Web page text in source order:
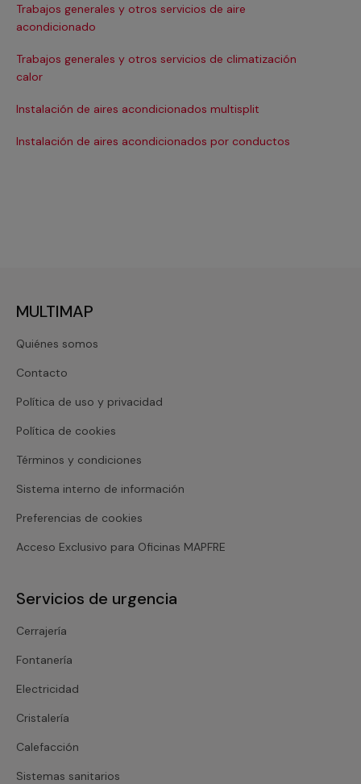
Trabajos generales y otros servicios de aire
acondicionado
Trabajos generales y otros servicios de climatización
calor
Instalación de aires acondicionados multisplit
Instalación de aires acondicionados por conductos
MULTIMAP
Quiénes somos
Contacto
Política de uso y privacidad
Política de cookies
Términos y condiciones
Sistema interno de información
Preferencias de cookies
Acceso Exclusivo para Oficinas MAPFRE
Servicios de urgencia
Cerrajería
Fontanería
Electricidad
Cristalería
Calefacción
Sistemas sanitarios